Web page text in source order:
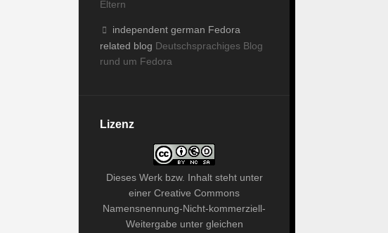
Eltern
independent german Fedora
related blog Deutschsprachiges Blog
rund um Fedora
Lizenz
Dieses Werk bzw. Inhaltsteht unter
einer Creative Commons
Namensnennung-Nicht-kommerziell-
Weitergabe unter gleichen